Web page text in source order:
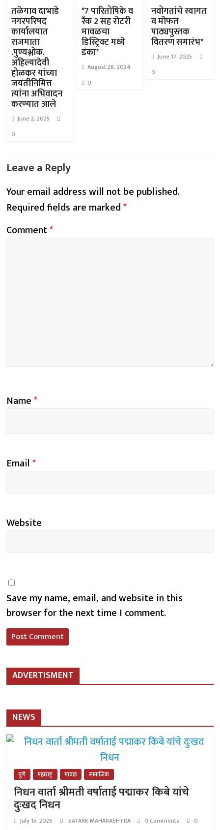
तळेगाव दाभाडे
नगरपरिषद
कार्यालयात
राजमाता
.पुण्यश्लोक.
अहिल्यादेवी
होळकर यांच्या
जयंतीनिमित्त
त्यांना अभिवादन
करण्यात आले
June 2, 2025
0
*7 पारितोषिके व
रँक 2 सह रोटरी
मावळचा
डिस्ट्रिक्ट मध्ये
डंका*
August 28, 2024
0
नवोगतांचे स्वागत
व मोफत
पाठ्यपुस्तक
वितरण समारंभ*
June 17, 2025
0
Leave a Reply
Your email address will not be published.
Required fields are marked*
Comment*
Name*
Email*
Website
Save my name, email, and website in this
browser for the next time I comment.
ADVERTISMENT
NEWS
पुणे महाराष्ट्र मावळ सामाजिक
निधन वार्ता श्रीमती वर्षाताई पद्माकर किबे यांचे
दुःखद निधन
July 15, 2026 SATARK MAHARASHTRA 0 Comments
0